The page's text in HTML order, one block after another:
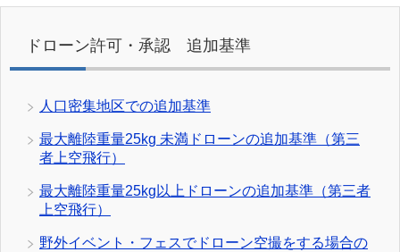
ドローン許可・承認 追加基準
人口密集地区での追加基準
最大離陸重量25kg 未満ドローンの追加基準（第三
者上空飛行）
最大離陸重量25kg以上ドローンの追加基準（第三者
上空飛行）
野外イベント・フェスでドローン空撮をする場合の